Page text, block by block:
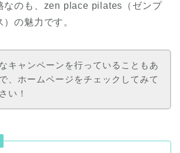
なのも、zen place pilates（ゼンプ
の魅力です。
キャンペーンを行っていることもあ
、ホームページをチェックしてみて
い！